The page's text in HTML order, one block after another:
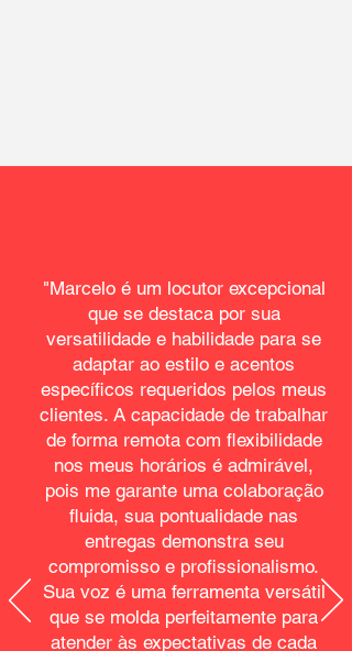
"Marcelo é um locutor excepcional
que se destaca por sua
versatilidade e habilidade para se
adaptar ao estilo e acentos
específicos requeridos pelos meus
clientes. A capacidade de trabalhar
de forma remota com flexibilidade
nos meus horários é admirável,
pois me garante uma colaboração
fluida, sua pontualidade nas
entregas demonstra seu
compromisso e profissionalismo.
Sua voz é uma ferramenta versátil
que se molda perfeitamente para
atender às expectativas de cada